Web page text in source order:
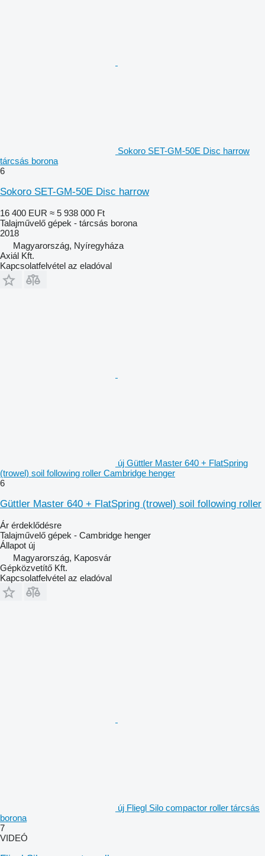
Sokoro SET-GM-50E Disc harrow
tárcsás borona
6
Sokoro SET-GM-50E Disc harrow
16 400 EUR ≈ 5 938 000 Ft
Talajművelő gépek - tárcsás borona
2018
Magyarország, Nyíregyháza
Axiál Kft.
Kapcsolatfelvétel az eladóval
új Güttler Master 640 + FlatSpring
(trowel) soil following roller Cambridge henger
6
Güttler Master 640 + FlatSpring (trowel) soil following roller
Ár érdeklődésre
Talajművelő gépek - Cambridge henger
Állapot új
Magyarország, Kaposvár
Gépközvetítő Kft.
Kapcsolatfelvétel az eladóval
új Fliegl Silo compactor roller tárcsás
borona
7
VIDEÓ